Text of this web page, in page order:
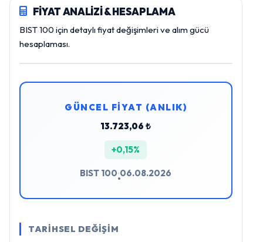
FİYAT ANALİZİ & HESAPLAMA
BIST 100 için detaylı fiyat değişimleri ve alım gücü
hesaplaması.
GÜNCEL FİYAT (ANLIK)
13.723,06 ₺
+0,15%
BIST 100
•
06.08.2026
TARİHSEL DEĞİŞİM